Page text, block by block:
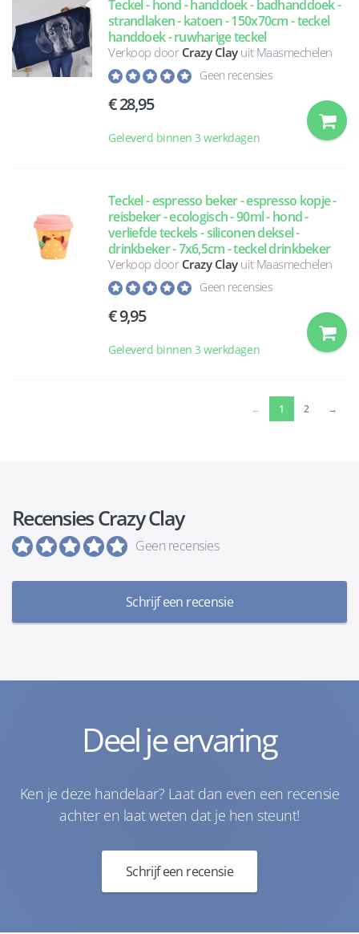
Teckel - hond - handdoek - badhanddoek -
strandlaken - katoen - 150x70cm - teckel
handdoek - ruwharige teckel
Verkoop door Crazy Clayuit Maasmechelen
Geen recensies
28,95
Geleverd binnen 3 werkdagen
Teckel - espresso beker - espresso kopje -
reisbeker - ecologisch - 90ml - hond -
verliefde teckels - siliconen deksel -
drinkbeker - 7x6,5cm - teckel drinkbeker
Verkoop door Crazy Clayuit Maasmechelen
Geen recensies
9,95
Geleverd binnen 3 werkdagen
← 1 (current)
2 →
Recensies Crazy Clay
Geen recensies
Schrijf een recensie
Deel je ervaring
Ken je deze handelaar? Laat dan even een recensie
achter en laat weten dat je hen steunt!
Schrijf een recensie